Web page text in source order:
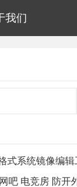
我们
式系统镜像编辑
吧 电竞房 防开